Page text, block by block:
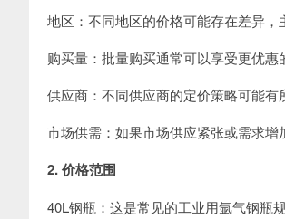
地区：不同地区的价格可能存在差异，
购买量：批量购买通常可以享受更优惠
供应商：不同供应商的定价策略可能有
市场供需：如果市场供应紧张或需求增
2. 价格范围
40L钢瓶：这是常见的工业用氩气钢瓶